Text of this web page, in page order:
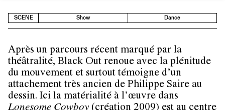
SCENE Show Dance
Après un parcours récent marqué par la
théâtralité, Black Out renoue avec la plénitude
du mouvement et surtout témoigne d’un
attachement très ancien de Philippe Saire au
dessin. Ici la matérialité à l’œuvre dans